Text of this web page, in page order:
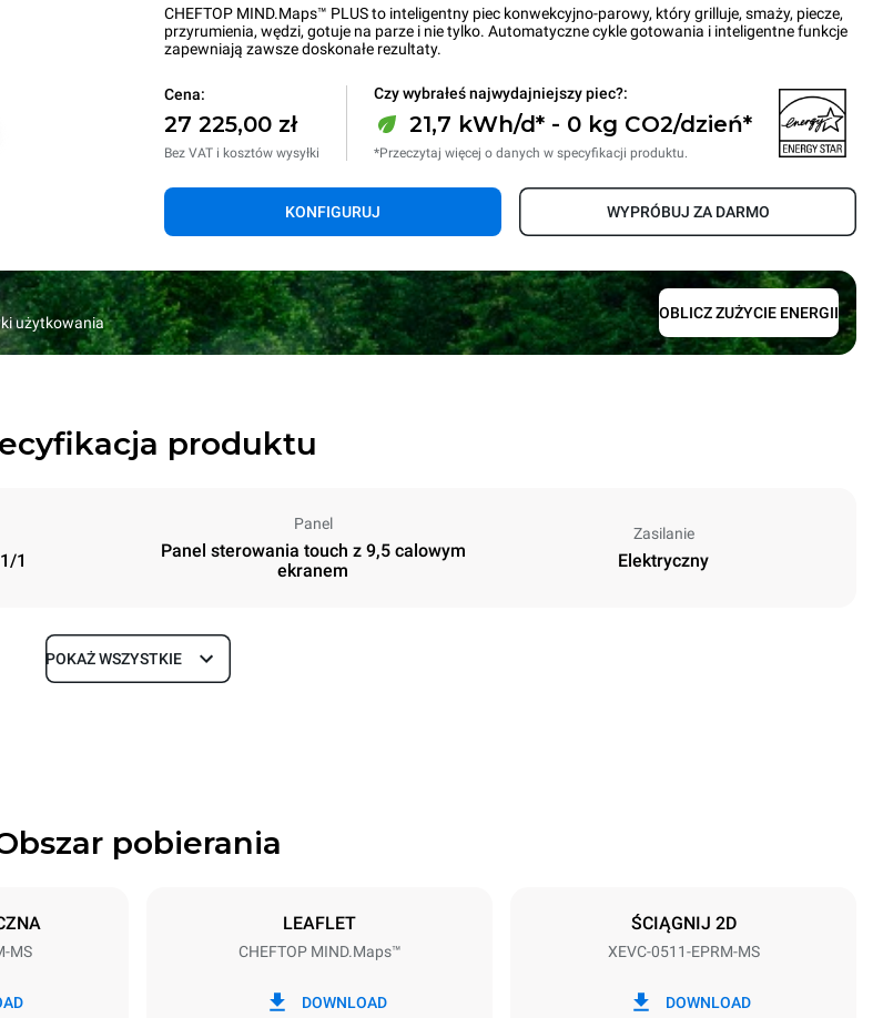
CHEFTOP MIND.Maps™ PLUS to inteligentny piec konwekcyjno-parowy, który grilluje, smaży, piecze,
przyrumienia, wędzi, gotuje na parze i nie tylko. Automatyczne cykle gotowania i inteligentne funkcje
zapewniają zawsze doskonałe rezultaty.
Cena:
27 225,00 zł
Bez VAT i kosztów wysyłki
Czy wybrałeś najwydajniejszy piec?:
21,7 kWh/d* - 0 kg CO2/dzień*
*Przeczytaj więcej o danych w specyfikacji produktu.
KONFIGURUJ WYPRÓBUJ ZA DARMO
użytkowania
OBLICZ ZUŻYCIE ENERGII
produktu
1
Panel
Panel sterowania touch z 9,5 calowym
ekranem
Zasilanie
Elektryczny
Głębokość
Rozmiary blach
/ 220-240V
POKAŻ WSZYSTKIE
pobierania
MS
LEAFLET
CHEFTOP MIND.Maps™
DOWNLOAD
ŚCIĄGNIJ 2D
XEVC-0511-EPRM-MS
DOWNLOAD